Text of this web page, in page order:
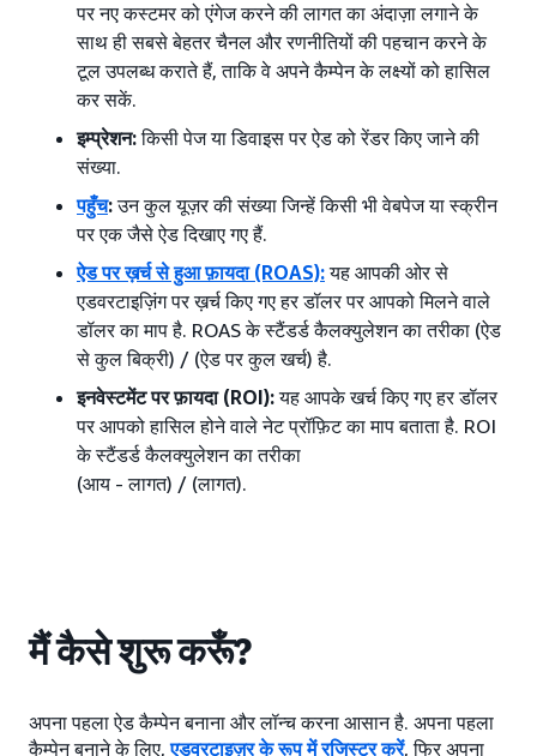
पर नए कस्टमर को एंगेज करने की लागत का अंदाज़ा लगाने के
साथ ही सबसे बेहतर चैनल और रणनीतियों की पहचान करने के
टूल उपलब्ध कराते हैं, ताकि वे अपने कैम्पेन के लक्ष्यों को हासिल
कर सकें.
इम्प्रेशन:किसी पेज या डिवाइस पर ऐड को रेंडर किए जाने की
संख्या.
पहुँच:उन कुल यूज़र की संख्या जिन्हें किसी भी वेबपेज या स्क्रीन
पर एक जैसे ऐड दिखाए गए हैं.
ऐड पर ख़र्च से हुआ फ़ायदा (ROAS):यह आपकी ओर से
एडवरटाइज़िंग पर ख़र्च किए गए हर डॉलर पर आपको मिलने वाले
डॉलर का माप है. ROAS के स्टैंडर्ड कैलक्युलेशन का तरीका (ऐड
से कुल बिक्री) / (ऐड पर कुल खर्च) है.
इनवेस्टमेंट पर फ़ायदा (ROI):यह आपके खर्च किए गए हर डॉलर
पर आपको हासिल होने वाले नेट प्रॉफ़िट का माप बताता है. ROI
के स्टैंडर्ड कैलक्युलेशन का तरीका
(आय - लागत) / (लागत).
मैं कैसे शुरू करूँ?
अपना पहला ऐड कैम्पेन बनाना और लॉन्च करना आसान है. अपना पहला
कैम्पेन बनाने के लिए,एडवरटाइज़र के रूप में रजिस्टर करें, फिर अपना